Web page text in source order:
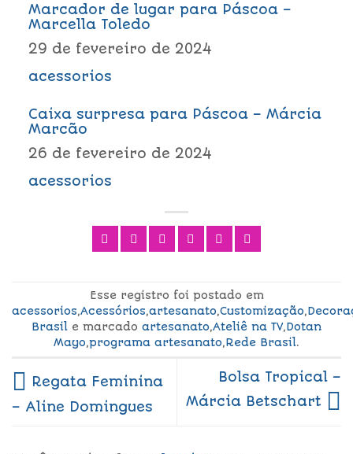
Marcador de lugar para Páscoa –
Marcella Toledo
29 de fevereiro de 2024
acessorios
Caixa surpresa para Páscoa – Márcia
Marcão
26 de fevereiro de 2024
acessorios
Esse registro foi postado em
acessorios,Acessórios,artesanato,Customização,
Brasil e marcado artesanato,Ateliê na TV,Dotan
Mayo,programa artesanato,Rede Brasil.
Regata Feminina
– Aline Domingues
Bolsa Tropical –
Márcia Betschart